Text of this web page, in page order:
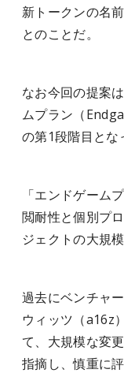
新トークンの名
とのことだ。
なお今回の提案
ムプラン（
の第1段階目とな
「エンドゲーム
閲耐性と個別プ
ジェクトの大規
過去にベンチャ
ウィッツ（a16z
て、大規模な変
指摘し、慎重に